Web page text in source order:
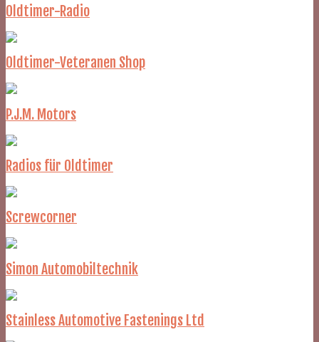
Oldtimer-Radio
Oldtimer-Veteranen Shop
P.J.M. Motors
Radios für Oldtimer
Screwcorner
Simon Automobiltechnik
Stainless Automotive Fastenings Ltd